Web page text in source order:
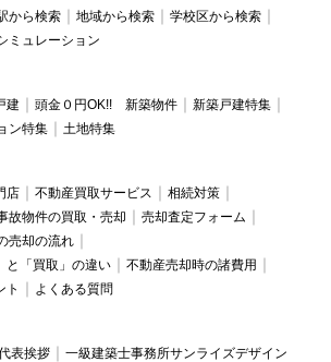
から検索 地域から検索
学校区から検索
ミュレーション
建 頭金０円OK!! 新築物件
新築戸建特集
ン特集 土地特集
店 不動産買取サービス
相続対策
故物件の買取・売却
売却査定フォーム
売却の流れ
と「買取」の違い
不動産売却時の諸費用
ト
よくある質問
表挨拶 一級建築士事務所サンライズデザイン